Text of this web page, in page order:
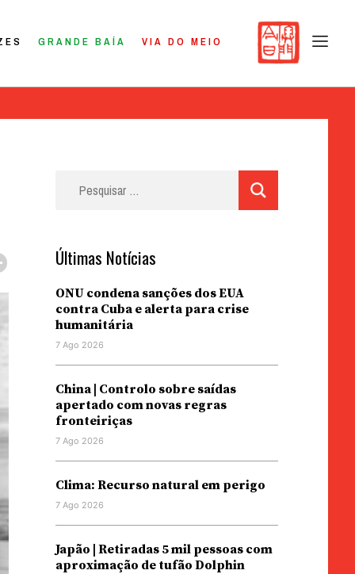
GRANDE BAÍA VIA DO MEIO
Últimas Notícias
ONU condena sanções dos EUA
contra Cuba e alerta para crise
humanitária
7 Ago 2026
China | Controlo sobre saídas
apertado com novas regras
fronteiriças
7 Ago 2026
Clima: Recurso natural em perigo
7 Ago 2026
Japão | Retiradas 5 mil pessoas com
aproximação de tufão Dolphin